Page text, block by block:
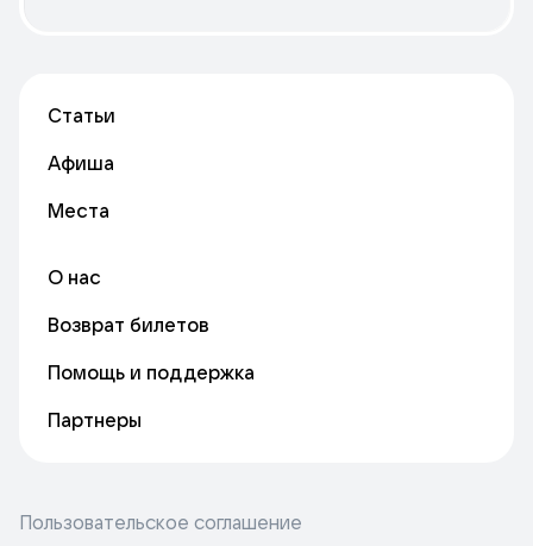
Статьи
Афиша
Места
О нас
Возврат билетов
Помощь и поддержка
Партнеры
Пользовательское соглашение